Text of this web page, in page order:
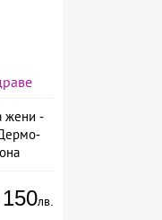
жени -
150лв.